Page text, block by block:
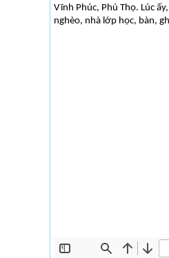
Vĩnh Phúc, Phú Thọ. Lúc
nghèo, nhà lớp học, bàn,